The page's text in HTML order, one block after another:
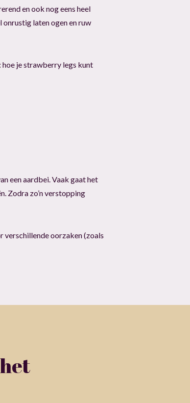
en ook nog eens heel
onrustig laten ogen en ruw
je strawberry legs kunt
een aardbei. Vaak gaat het
Zodra zo’n verstopping
verschillende oorzaken (zoals